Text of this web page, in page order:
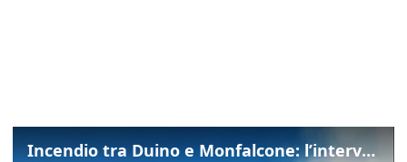
Incendio tra Duino e Monfalcone: l’intervento dei vigili del fuoco